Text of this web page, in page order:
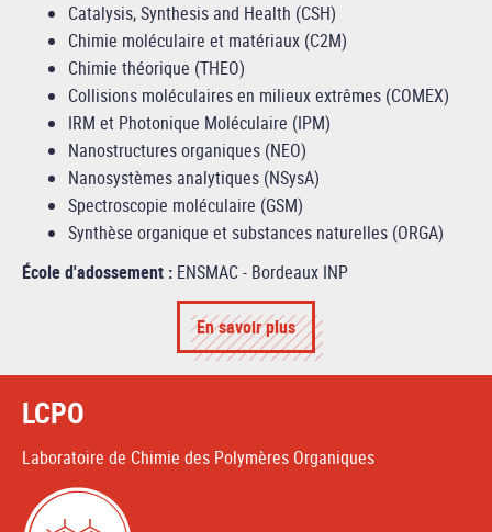
Catalysis, Synthesis and Health (CSH)
Chimie moléculaire et matériaux (C2M)
Chimie théorique (THEO)
Collisions moléculaires en milieux extrêmes (COMEX)
IRM et Photonique Moléculaire (IPM)
Nanostructures organiques (NEO)
Nanosystèmes analytiques (NSysA)
Spectroscopie moléculaire (GSM)
Synthèse organique et substances naturelles (ORGA)
École d'adossement : ENSMAC - Bordeaux INP
En savoir plus
LCPO
Laboratoire de Chimie des Polymères Organiques